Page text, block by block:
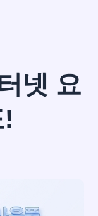
넷 요